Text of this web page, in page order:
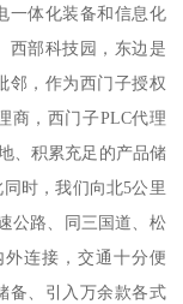
一体化装备和信息化
西部科技园，东边是
邻，作为西门子授权
商，西门子PLC代理
、积累充足的产品储
时，我们向北5公里
公路、同三国道、松
连接，交通十分便
备、引入万余款各式